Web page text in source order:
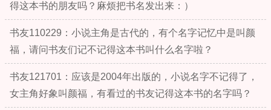
得这本书的朋友吗？麻烦把书名发出来：）
书友110229：小说主角是古代的，有个名字记忆中是叫颜
福，请问书友们记不记得这本书叫什么名字啦？
书友121701：应该是2004年出版的，小说名字不记得了，
女主角好象叫颜福，有看过的书友记得这本书的名字吗？